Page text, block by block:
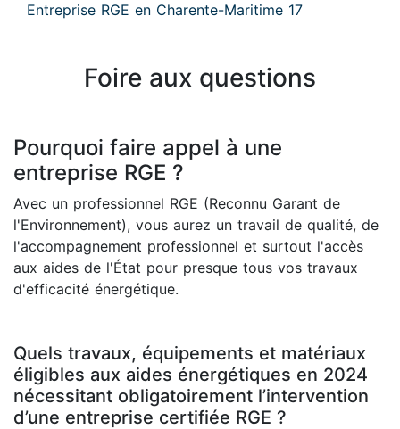
Entreprise RGE en Charente-Maritime 17
Foire aux questions
Pourquoi faire appel à une
entreprise RGE ?
Avec un professionnel RGE (Reconnu Garant de
l'Environnement), vous aurez un travail de qualité, de
l'accompagnement professionnel et surtout l'accès
aux aides de l'État pour presque tous vos travaux
d'efficacité énergétique.
Quels travaux, équipements et matériaux
éligibles aux aides énergétiques en 2024
nécessitant obligatoirement l’intervention
d’une entreprise certifiée RGE ?